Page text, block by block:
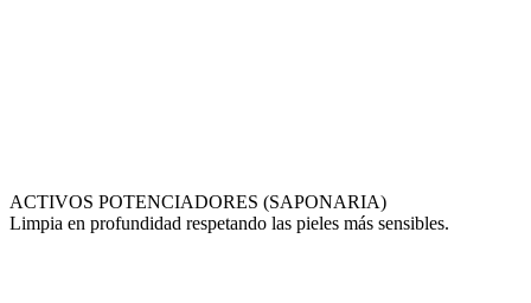
ACTIVOS POTENCIADORES (SAPONARIA)
Limpia en profundidad respetando las pieles más sensibles.